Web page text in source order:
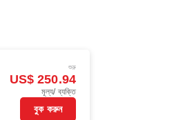
শুরু
US$ 250.94
মূল্য/ ব্যক্তি
বুক করুন